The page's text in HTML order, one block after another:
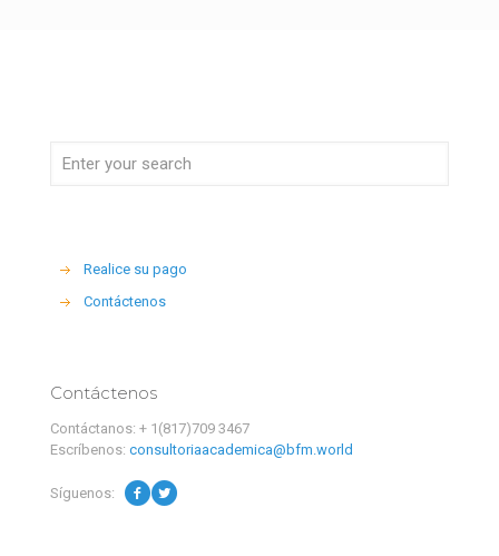
Realice su pago
Contáctenos
Contáctenos
Contáctanos: + 1(817)709 3467
Escríbenos: consultoriaacademica@bfm.world
Síguenos: